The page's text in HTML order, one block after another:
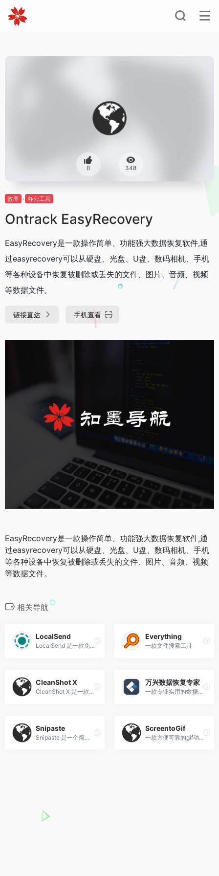
0 348
效率 办公工具
Ontrack EasyRecovery
EasyRecovery是一款操作简单、功能强大数据恢复软件,通
过easyrecovery可以从硬盘、光盘、U盘、数码相机、手机
等各种设备中恢复被删除或丢失的文件、图片、音频、视频
等数据文件。
链接直达 手机查看
EasyRecovery是一款操作简单、功能强大数据恢复软件,通
过easyrecovery可以从硬盘、光盘、U盘、数码相机、手机
等各种设备中恢复被删除或丢失的文件、图片、音频、视频
等数据文件。
相关导航
LocalSend
LocalSend‌ 是一款免费、开源、跨平台的局域网文件传输工具，无需互联网连接，就能在手机、电脑、平板等设备间快速、安全地共享文件，堪称“开源版 AirDrop” 。
Everything
一款文件搜索工具
‌CleanShot X
CleanShot X‌ 是一款专为 macOS 设计的多功能屏幕截图与屏幕录制工具，集截图、录屏、标注、滚动捕获、云端上传等功能于一体，被广泛认为是 macOS 自带截图工具的强大替代品
万兴数据恢复专家
一款专业实用的数据恢复软件,可以恢复所有文件类型,包括照片、视频、文档和其他文件
Snipaste
Snipaste 是一个简单但强大的截图工具
ScreentoGif
一款方便可靠的gif动画录制软件